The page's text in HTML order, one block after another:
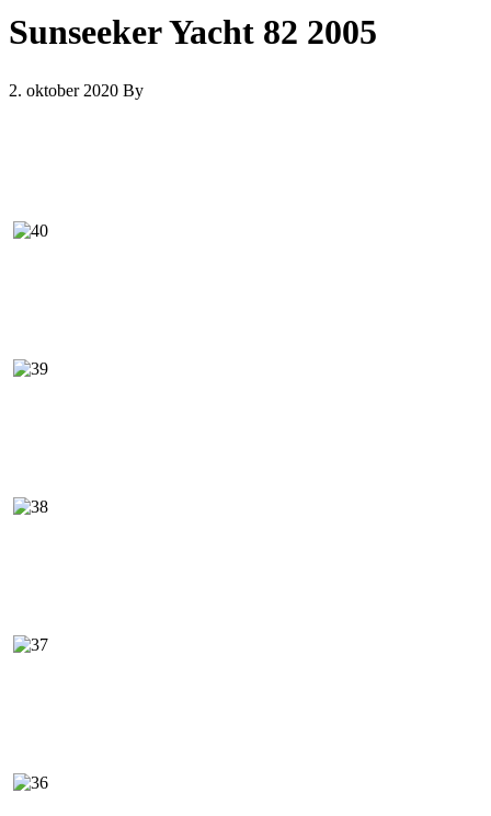
Sunseeker Yacht 82 2005
2. oktober 2020 By